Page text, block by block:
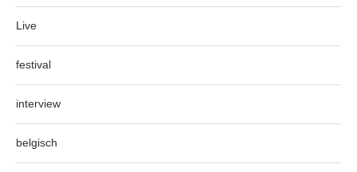
Live
festival
interview
belgisch